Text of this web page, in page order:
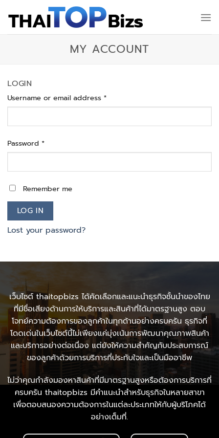
content
MY ACCOUNT
LOGIN
Username or email address *Required
Password *Required
Remember me
LOG IN
Lost your password?
เว็บไซต์ thaitopbizs ได้คัดเลือกและแนะนำธุรกิจชั้นนำของไทย
ที่มีชื่อเสียงด้านการให้บริการและสินค้าที่ได้มาตรฐานสูง ตอบ
โจทย์ความต้องการของลูกค้าในทุกด้านอย่างครบครัน ธุรกิจที่
โดดเด่นในเว็บไซต์นี้ไม่เพียงแค่มุ่งเน้นการพัฒนาคุณภาพสินค้า
และบริการอย่างต่อเนื่อง แต่ยังให้ความสำคัญกับประสบการณ์
ของลูกค้าด้วยการบริการที่ประทับใจและเป็นมืออาชีพ
ไม่ว่าคุณกำลังมองหาสินค้าที่มีมาตรฐานสูงหรือต้องการบริการที่
ครบครัน thaitopbizs มีคำแนะนำสำหรับธุรกิจในหลายสาขา
เพื่อตอบสนองความต้องการในแต่ละประเภทให้กับผู้บริโภคได้
อย่างเต็มที่.